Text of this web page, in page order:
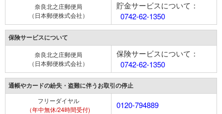
奈良北之庄郵便局
（日本郵便株式会社）
貯金サービスについて：
0742-62-1350
保険サービスについて
奈良北之庄郵便局
（日本郵便株式会社）
保険サービスについて：
0742-62-1350
通帳やカードの紛失・盗難に伴うお取引の停止
フリーダイヤル
（年中無休/24時間受付)
0120-794889